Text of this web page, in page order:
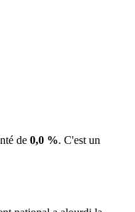
de 0,0 %. C'est un